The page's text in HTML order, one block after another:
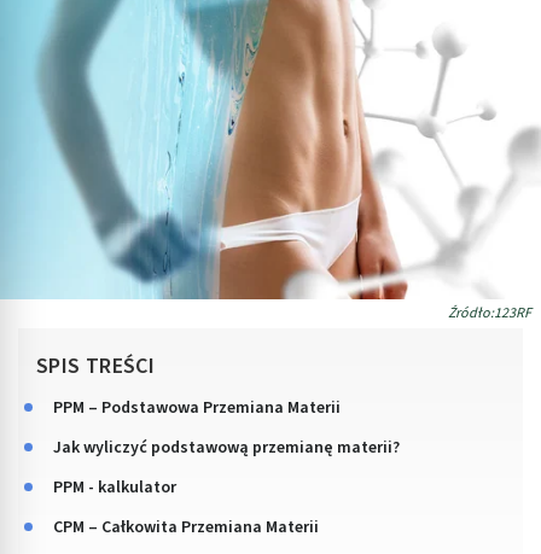
Źródło:123RF
SPIS TREŚCI
PPM – Podstawowa Przemiana Materii
Jak wyliczyć podstawową przemianę materii?
PPM - kalkulator
CPM – Całkowita Przemiana Materii